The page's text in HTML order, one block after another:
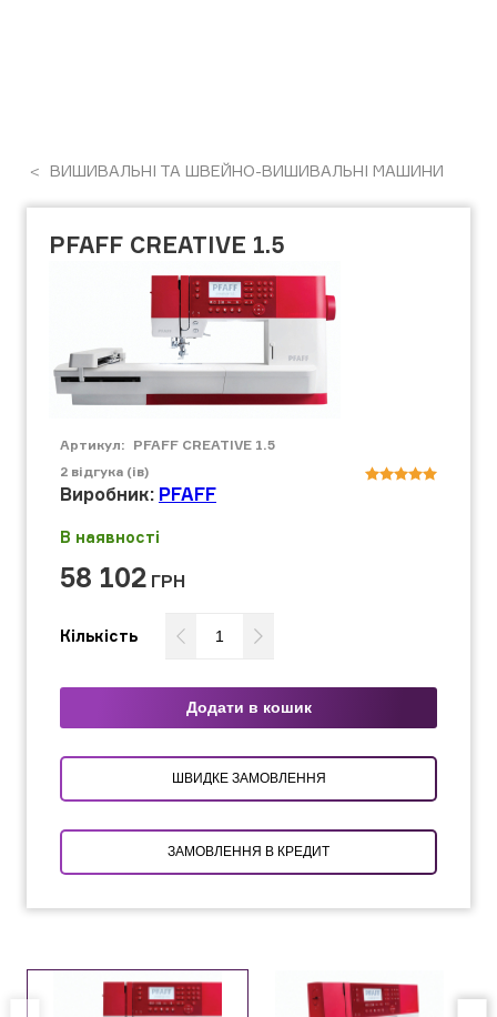
ВИШИВАЛЬНІ ТА ШВЕЙНО-ВИШИВАЛЬНІ МАШИНИ
PFAFF CREATIVE 1.5
Артикул: PFAFF CREATIVE 1.5
2 відгука (ів)
Виробник: PFAFF
В наявності
58 102 ГРН
Кількість
Додати в кошик
ШВИДКЕ ЗАМОВЛЕННЯ
ЗАМОВЛЕННЯ В КРЕДИТ